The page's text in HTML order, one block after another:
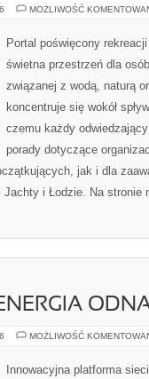
MOŻLIWOŚĆ
Portal poświęcony
świetna przestrzeń dla
związanej z wodą, naturą
koncentruje się wokół
czemu każdy
porady dotyczące
jak i dla
i Łodzie. Na stronie
MOŻLIWOŚĆ
Innowacyjna platforma